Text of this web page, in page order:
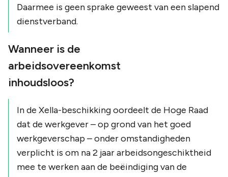
Daarmee is geen sprake geweest van een slapend
dienstverband.
Wanneer is de
arbeidsovereenkomst
inhoudsloos?
In de Xella-beschikking oordeelt de Hoge Raad
dat de werkgever – op grond van het goed
werkgeverschap – onder omstandigheden
verplicht is om na 2 jaar arbeidsongeschiktheid
mee te werken aan de beëindiging van de